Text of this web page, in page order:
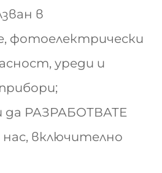
в
фотоелектрически
уреди и
да РАЗРАБОТВАТЕ
включително